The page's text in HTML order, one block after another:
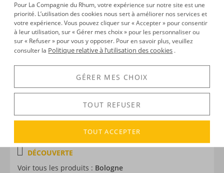
Provenance :Guadeloupe
Distillation :Colonne
Volume :70CL
Degré :50°
Médailles :Argent 2025 Spirits Selection by Concours
Mondial de Bruxelles, Argent 2025, 2024 et 2020 au
Concours Général Agricole de Paris, Or 2023 Concours
Général Agricole de Paris, Grande médaille d'Or au
Concours Mondial de Bruxelles 2022
Edition :limiée à 1 440 bouteilles
DÉCOUVERTE
Voir tous les produits : Bologne
Pour La Compagnie du Rhum, votre expérience sur notre site est une
priorité. L’utilisation des cookies nous sert à améliorer nos services et
votre expérience. Vous pouvez cliquer sur « Accepter » pour consentir
à leur utilisation, sur « Gérer mes choix » pour les personnaliser ou
sur « Refuser » pour vous y opposer. Pour en savoir plus, veuillez
consulter la Politique relative à l’utilisation des cookies .
GÉRER MES CHOIX
TOUT REFUSER
TOUT ACCEPTER